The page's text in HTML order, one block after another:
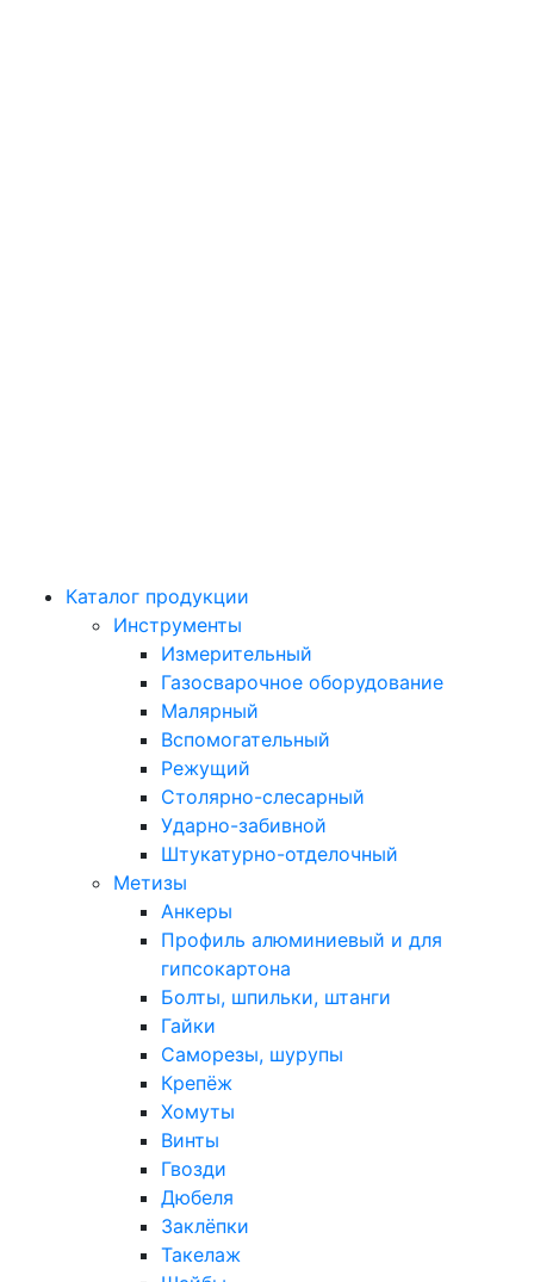
Каталог продукции
Инструменты
Измерительный
Газосварочное оборудование
Малярный
Вспомогательный
Режущий
Столярно-слесарный
Ударно-забивной
Штукатурно-отделочный
Метизы
Анкеры
Профиль алюминиевый и для
гипсокартона
Болты, шпильки, штанги
Гайки
Саморезы, шурупы
Крепёж
Хомуты
Винты
Гвозди
Дюбеля
Заклёпки
Такелаж